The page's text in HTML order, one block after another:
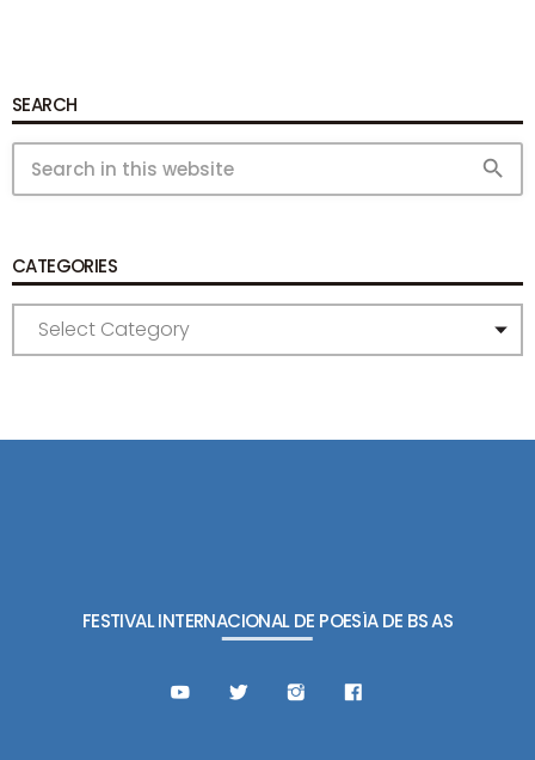
SEARCH
search
CATEGORIES
C
T
R
FESTIVAL INTERNACIONAL DE POESÍA DE BS AS